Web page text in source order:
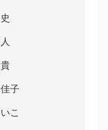
子
こ